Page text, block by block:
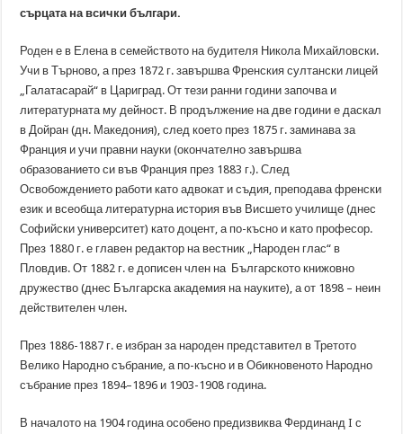
сърцата на всички българи.
Роден е в Елена в семейството на будителя Никола Михайловски.
Учи в Търново, а през 1872 г. завършва Френския султански лицей
„Галатасарай“ в Цариград. От тези ранни години започва и
литературната му дейност. В продължение на две години е даскал
в Дойран (дн. Македония), след което през 1875 г. заминава за
Франция и учи правни науки (окончателно завършва
образованието си във Франция през 1883 г.). След
Освобождението работи като адвокат и съдия, преподава френски
език и всеобща литературна история във Висшето училище (днес
Софийски университет) като доцент, а по-късно и като професор.
През 1880 г. е главен редактор на вестник „Народен глас“ в
Пловдив. От 1882 г. е дописен член на Българското книжовно
дружество (днес Българска академия на науките), а от 1898 – неин
действителен член.
През 1886-1887 г. е избран за народен представител в Третото
Велико Народно събрание, а по-късно и в Обикновеното Народно
събрание през 1894–1896 и 1903-1908 година.
В началото на 1904 година особено предизвиква Фердинанд I с